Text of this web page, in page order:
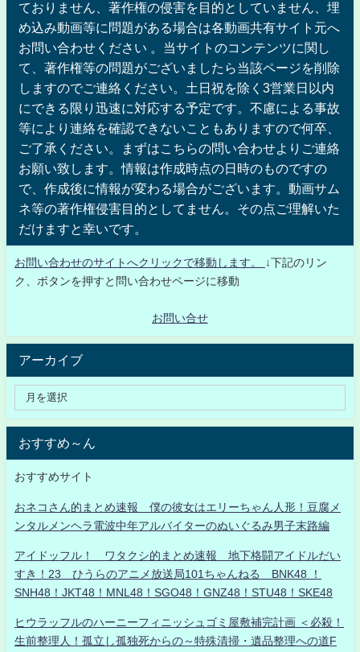
ておりません、著作権の侵害を目的としていません、埋
め込み動画等に問題がある場合は各動画共有サイト元へ
お問い合わせください 。当サイトのコンテンツに関し
て、著作権等の問題がございましたら当該ページを削除
しますのでご連絡ください。土日祝を除く3営業日以内
にできる限り迅速に対応する予定です。不慮による事故
等により連絡を確認できないこともありますので何卒、
ご了承ください。まずはこちらの問い合わせよりご連絡
お願い致します。情報は作成時点の日時のものですの
で、作成後に情報が変わる場合がございます。動画サム
ネ等の著作権侵害目的としてません。その点ご理解いた
だけますと幸いです。
お問い合わせのサイトへクリックで移動します。
↓下記のリン
ク、ボタンを押すと問い合わせページに移動
お問い合せ
アーカイブ
おすすめ～ん
おすすめサイト
おネコさん的まとめ速報 僕の彼女はエリーちゃん人形！豆腐メ
ンタルメンヘラ電波中年アルバイターのぬいぐるみ男子末路編
アイドッフル！ ワタクシ的まとめ速報 地下格闘アイドルだい
すき！23 ひうらのアニメ放送局101ちゃんねる BNK48 ！
SNH48！JKT48！MNL48！SGO48！GNZ48！STU48！SKE48
ヒウラッフルのハーニーフィニッシュゴミ屋敷補完計画 ＜必殺！
生前整理人！孤立し孤独死からの～特殊清掃・遺品整理への道F